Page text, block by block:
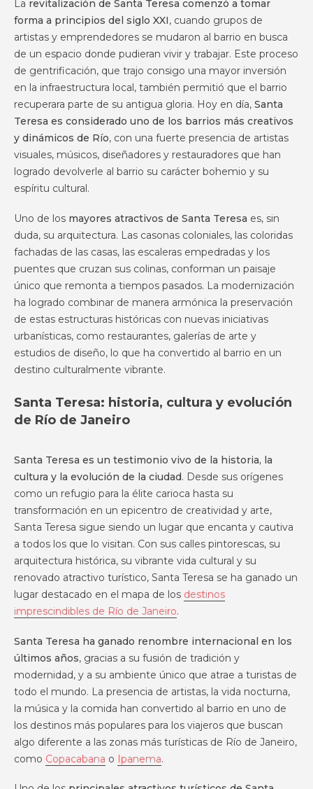
La revitalización de Santa Teresa comenzó a tomar
forma a principios del siglo XXI, cuando grupos de
artistas y emprendedores se mudaron al barrio en busca
de un espacio donde pudieran vivir y trabajar. Este proceso
de gentrificación, que trajo consigo una mayor inversión
en la infraestructura local, también permitió que el barrio
recuperara parte de su antigua gloria. Hoy en día, Santa
Teresa es considerado uno de los barrios más creativos
y dinámicos de Río, con una fuerte presencia de artistas
visuales, músicos, diseñadores y restauradores que han
logrado devolverle al barrio su carácter bohemio y su
espíritu cultural.
Uno de los mayores atractivos de Santa Teresa es, sin
duda, su arquitectura. Las casonas coloniales, las coloridas
fachadas de las casas, las escaleras empedradas y los
puentes que cruzan sus colinas, conforman un paisaje
único que remonta a tiempos pasados. La modernización
ha logrado combinar de manera armónica la preservación
de estas estructuras históricas con nuevas iniciativas
urbanísticas, como restaurantes, galerías de arte y
estudios de diseño, lo que ha convertido al barrio en un
destino culturalmente vibrante.
Santa Teresa: historia, cultura y evolución
de Río de Janeiro
Santa Teresa es un testimonio vivo de la historia, la
cultura y la evolución de la ciudad. Desde sus orígenes
como un refugio para la élite carioca hasta su
transformación en un epicentro de creatividad y arte,
Santa Teresa sigue siendo un lugar que encanta y cautiva
a todos los que lo visitan. Con sus calles pintorescas, su
arquitectura histórica, su vibrante vida cultural y su
renovado atractivo turístico, Santa Teresa se ha ganado un
lugar destacado en el mapa de los destinos
imprescindibles de Río de Janeiro.
Santa Teresa ha ganado renombre internacional en los
últimos años, gracias a su fusión de tradición y
modernidad, y a su ambiente único que atrae a turistas de
todo el mundo. La presencia de artistas, la vida nocturna,
la música y la comida han convertido al barrio en uno de
los destinos más populares para los viajeros que buscan
algo diferente a las zonas más turísticas de Río de Janeiro,
como Copacabana o Ipanema.